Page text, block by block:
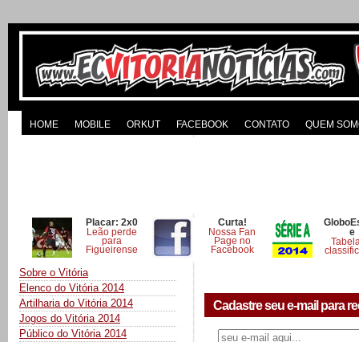
HOME MOBILE ORKUT FACEBOOK CONTATO QUEM
Placar: 2x0
Leão perde
para
Figueirense
Curta!
Nossa Fan
Page no
Facebook
e
Sobre o Vitória
Elenco do Vitória 2014
Artilharia do Vitória 2014
Jogos do Vitória 2014
Público do Vitória 2014
Cadastre seu e-mail para